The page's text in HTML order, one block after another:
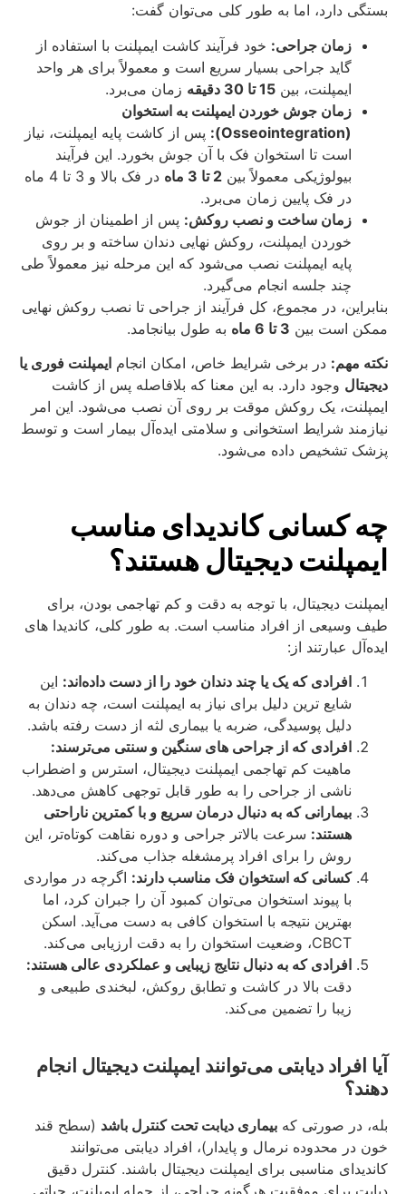
بستگی دارد، اما به طور کلی می‌توان گفت:
زمان جراحی: خود فرآیند کاشت ایمپلنت با استفاده از
گاید جراحی بسیار سریع است و معمولاً برای هر واحد
ایمپلنت، بین 15 تا 30 دقیقه
زمان می‌برد.
زمان جوش خوردن ایمپلنت به استخوان
(Osseointegration):
پس از کاشت پایه ایمپلنت، نیاز
است تا استخوان فک با آن جوش بخورد. این فرآیند
بیولوژیکی معمولاً بین 2 تا 3 ماه
در فک بالا و 3 تا 4 ماه
در فک پایین زمان می‌برد.
زمان ساخت و نصب روکش: پس از اطمینان از جوش
خوردن ایمپلنت، روکش نهایی دندان ساخته و بر روی
پایه ایمپلنت نصب می‌شود که این مرحله نیز معمولاً طی
چند جلسه انجام می‌گیرد.
بنابراین، در مجموع، کل فرآیند از جراحی تا نصب روکش نهایی
ممکن است بین 3 تا 6 ماه
به طول بیانجامد.
نکته مهم: در برخی شرایط خاص، امکان انجام ایمپلنت فوری یا
دیجیتال وجود دارد. به این معنا که بلافاصله پس از کاشت
ایمپلنت، یک روکش موقت بر روی آن نصب می‌شود. این امر
نیازمند شرایط استخوانی و سلامتی ایده‌آل بیمار است و توسط
پزشک تشخیص داده می‌شود.
چه کسانی کاندیدای مناسب
ایمپلنت دیجیتال هستند؟
ایمپلنت دیجیتال، با توجه به دقت و کم‌ تهاجمی بودن، برای
طیف وسیعی از افراد مناسب است. به طور کلی، کاندیدا های
ایده‌آل عبارتند از:
افرادی که یک یا چند دندان خود را از دست داده‌اند: این
شایع‌ ترین دلیل برای نیاز به ایمپلنت است، چه دندان به
دلیل پوسیدگی، ضربه یا بیماری لثه از دست رفته باشد.
افرادی که از جراحی‌ های سنگین و سنتی می‌ترسند:
ماهیت کم‌ تهاجمی ایمپلنت دیجیتال، استرس و اضطراب
ناشی از جراحی را به طور قابل توجهی کاهش می‌دهد.
بیمارانی که به دنبال درمان سریع و با کمترین ناراحتی
هستند: سرعت بالاتر جراحی و دوره نقاهت کوتاه‌تر، این
روش را برای افراد پرمشغله جذاب می‌کند.
کسانی که استخوان فک مناسب دارند: اگرچه در مواردی
با پیوند استخوان می‌توان کمبود آن را جبران کرد، اما
بهترین نتیجه با استخوان کافی به دست می‌آید. اسکن
CBCT، وضعیت استخوان را به دقت ارزیابی می‌کند.
افرادی که به دنبال نتایج زیبایی و عملکردی عالی هستند:
دقت بالا در کاشت و تطابق روکش، لبخندی طبیعی و
زیبا را تضمین می‌کند.
آیا افراد دیابتی می‌توانند ایمپلنت دیجیتال انجام
دهند؟
بله، در صورتی که بیماری دیابت تحت کنترل باشد (سطح قند
خون در محدوده نرمال و پایدار)، افراد دیابتی می‌توانند
کاندیدای مناسبی برای ایمپلنت دیجیتال باشند. کنترل دقیق
دیابت برای موفقیت هرگونه جراحی، از جمله ایمپلنت، حیاتی